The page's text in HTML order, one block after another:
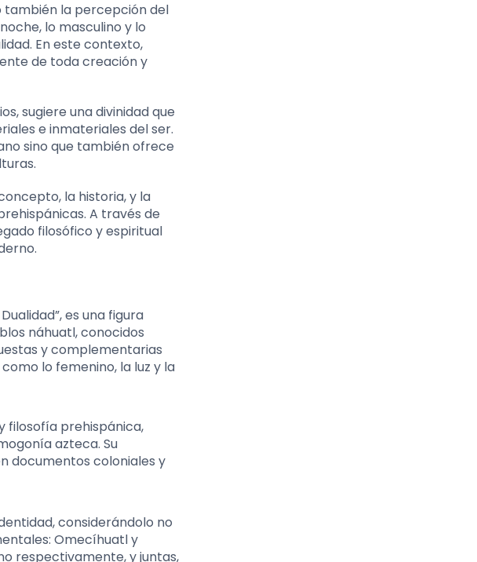
también la percepción del
lo masculino y lo
En este contexto,
de toda creación y
sugiere una divinidad que
e inmateriales del ser.
sino que también ofrece
la historia, y la
A través de
filosófico y espiritual
es una figura
náhuatl, conocidos
y complementarias
lo femenino, la luz y la
filosofía prehispánica,
azteca. Su
documentos coloniales y
considerándolo no
Omecíhuatl y
respectivamente, y juntas,